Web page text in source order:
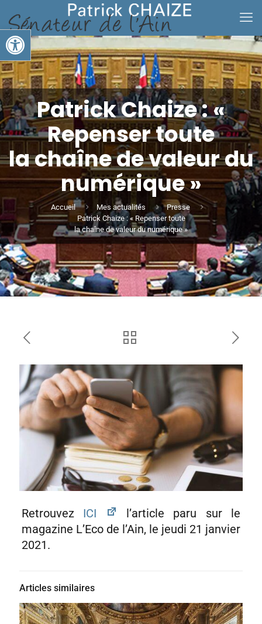
Ouvrir la barre d’outils
Patrick Chaize : «
Repenser toute
la chaîne de valeur du
numérique »
Accueil Mes actualités
Presse
Patrick Chaize : « Repenser toute
la chaîne de valeur du numérique »
Retrouvez ICI
l’article paru sur le
magazine L’Eco de l’Ain, le jeudi 21 janvier
2021.
Articles similaires